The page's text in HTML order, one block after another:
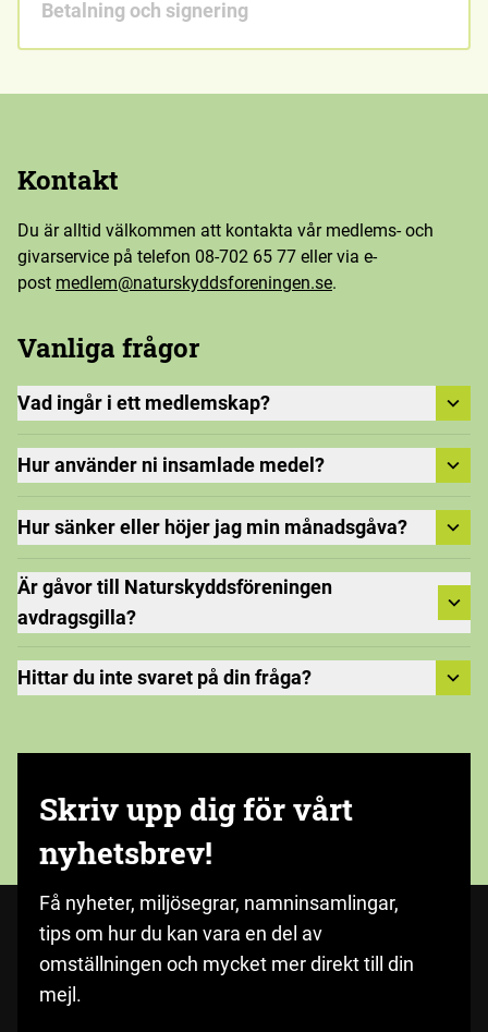
Betalning och signering
Kontakt
Du är alltid välkommen att kontakta vår medlems- och
givarservice på telefon 08-702 65 77 eller via e-
post medlem@naturskyddsforeningen.se.
Vanliga frågor
Vad ingår i ett medlemskap?
Hur använder ni insamlade medel?
Hur sänker eller höjer jag min månadsgåva?
Är gåvor till Naturskyddsföreningen
avdragsgilla?
Hittar du inte svaret på din fråga?
Skriv upp dig för vårt
nyhetsbrev!
Få nyheter, miljösegrar, namninsamlingar,
tips om hur du kan vara en del av
omställningen och mycket mer direkt till din
mejl.